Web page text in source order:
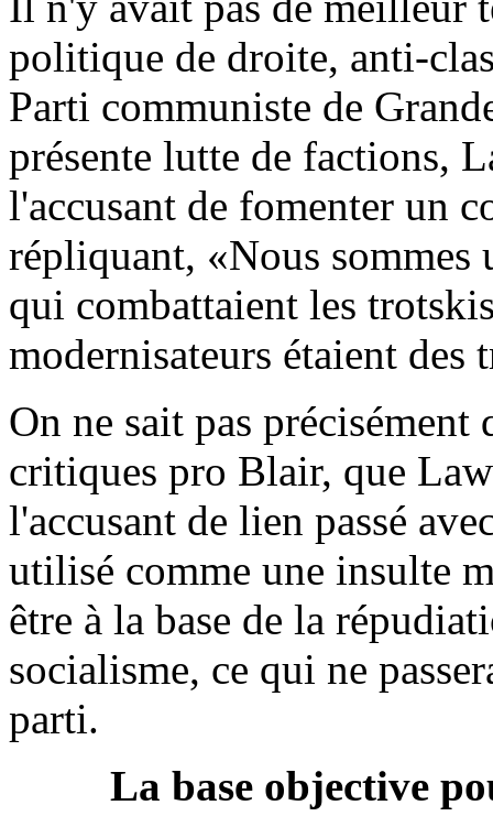
politique de droite, anti-
Parti communiste de
présente lutte de factions,
l'accusant de fomenter un
répliquant, «Nous sommes
qui combattaient les
modernisateurs étaient des
On ne sait pas précisément
critiques pro Blair, que
l'accusant de lien passé
utilisé comme une insulte
être à la base de la
socialisme, ce qui ne
parti.
La base objective